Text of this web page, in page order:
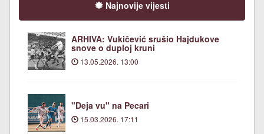
Najnovije vijesti
ARHIVA: Vukičević srušio Hajdukove
snove o duploj kruni
13.05.2026. 13:00
"Deja vu" na Pecari
15.03.2026. 17:11